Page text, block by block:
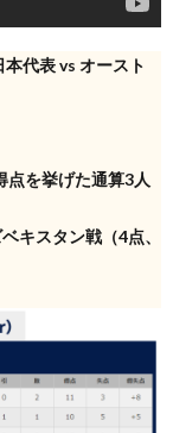
代表 vs オースト
を挙げた通算3人
キスタン戦（4点、